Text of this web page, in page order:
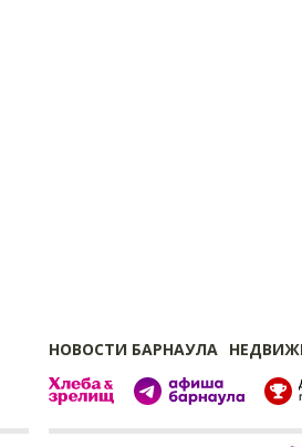
НОВОСТИ БАРНАУЛА